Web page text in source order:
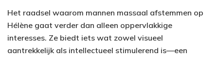
Het raadsel waarom mannen massaal afstemmen op
Hélène gaat verder dan alleen oppervlakkige
interesses. Ze biedt iets wat zowel visueel
aantrekkelijk als intellectueel stimulerend is—een